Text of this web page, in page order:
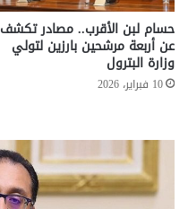
حسام لبن الأقرب.. مصادر تكشف
عن أربعة مرشحين بارزين لتولي
وزارة البترول
10 فبراير، 2026
معاش
المطلقة
..